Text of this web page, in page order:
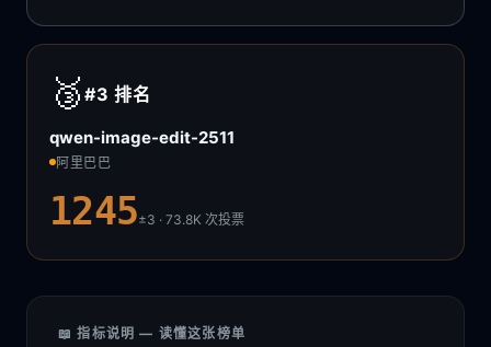
🥉 #3排名
qwen-image-edit-2511
阿里巴巴
1245±3 · 73.8K次投票
📖 指标说明 — 读懂这张榜单